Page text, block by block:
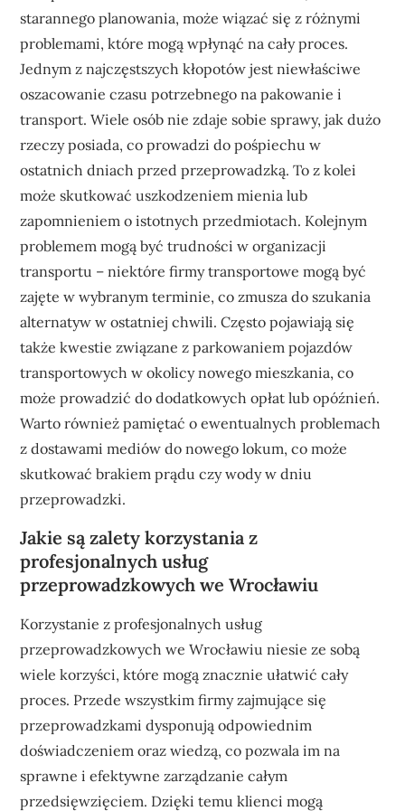
starannego planowania, może wiązać się z różnymi
problemami, które mogą wpłynąć na cały proces.
Jednym z najczęstszych kłopotów jest niewłaściwe
oszacowanie czasu potrzebnego na pakowanie i
transport. Wiele osób nie zdaje sobie sprawy, jak dużo
rzeczy posiada, co prowadzi do pośpiechu w
ostatnich dniach przed przeprowadzką. To z kolei
może skutkować uszkodzeniem mienia lub
zapomnieniem o istotnych przedmiotach. Kolejnym
problemem mogą być trudności w organizacji
transportu – niektóre firmy transportowe mogą być
zajęte w wybranym terminie, co zmusza do szukania
alternatyw w ostatniej chwili. Często pojawiają się
także kwestie związane z parkowaniem pojazdów
transportowych w okolicy nowego mieszkania, co
może prowadzić do dodatkowych opłat lub opóźnień.
Warto również pamiętać o ewentualnych problemach
z dostawami mediów do nowego lokum, co może
skutkować brakiem prądu czy wody w dniu
przeprowadzki.
Jakie są zalety korzystania z
profesjonalnych usług
przeprowadzkowych we Wrocławiu
Korzystanie z profesjonalnych usług
przeprowadzkowych we Wrocławiu niesie ze sobą
wiele korzyści, które mogą znacznie ułatwić cały
proces. Przede wszystkim firmy zajmujące się
przeprowadzkami dysponują odpowiednim
doświadczeniem oraz wiedzą, co pozwala im na
sprawne i efektywne zarządzanie całym
przedsięwzięciem. Dzięki temu klienci mogą